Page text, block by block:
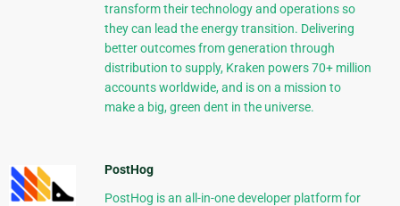
transform their technology and operations so
they can lead the energy transition. Delivering
better outcomes from generation through
distribution to supply, Kraken powers 70+ million
accounts worldwide, and is on a mission to
make a big, green dent in the universe.
PostHog
PostHog is an all-in-one developer platform for